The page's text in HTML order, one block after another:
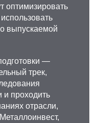
оптимизировать
выпускаемой
—
трек,
и проходить
отрасли,